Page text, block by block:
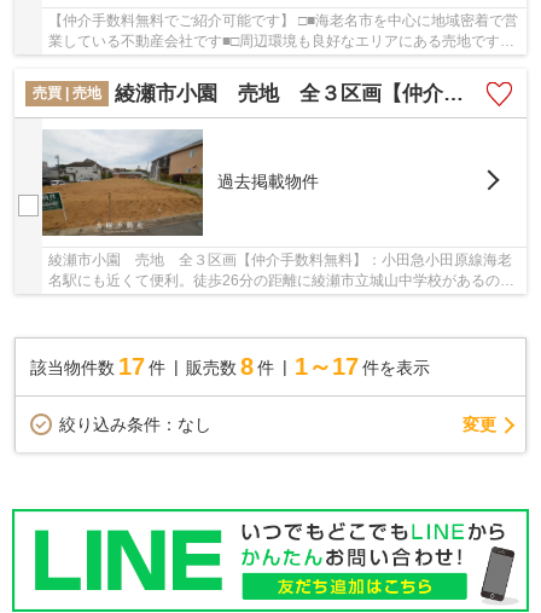
【仲介手数料無料でご紹介可能です】 □■海老名市を中心に地域密着で営
業している不動産会社です■□周辺環境も良好なエリアにある売地です。
売買 | 売地
綾瀬市小園 売地 全３区画【仲介手数料無料】
過去掲載物件
綾瀬市小園 売地 全３区画【仲介手数料無料】：小田急小田原線海老
名駅にも近くて便利。徒歩26分の距離に綾瀬市立城山中学校があるのも
該当物件数 17件 販売数 8 件 1～17 件を表示
絞り込み条件： なし 変更